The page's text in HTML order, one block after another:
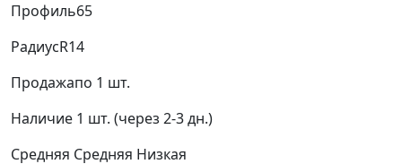
Профиль65
РадиусR14
Продажапо 1 шт.
Наличие 1 шт. (через 2-3 дн.)
Средняя Средняя Низкая